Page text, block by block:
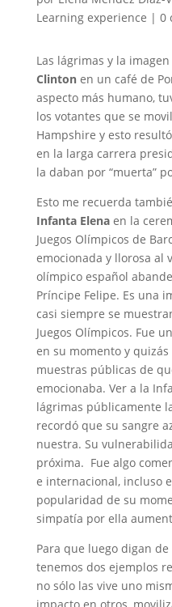
Learning experience | 0
Las lágrimas y la
Clintonen un café de
aspecto más humano,
los votantes que se
Hampshire y esto
en la larga carrera
la daban por “muerta”
Esto me recuerda
Infanta Elenaen la
Juegos Olímpicos de
emocionada y llorosa al
olímpico español
Príncipe Felipe. Es una
casi siempre se
Juegos Olímpicos. Fue
en su momento y
muestras públicas de
emocionaba. Ver a la
lágrimas públicamente
recordó que su sangre
nuestra. Su
próxima. Fue algo
e internacional, incluso
popularidad de su
simpatía por ella
Para que luego digan
tenemos dos ejemplos
no sólo las vive uno